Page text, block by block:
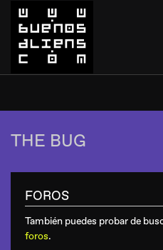
THE BUG
FOROS
También puedes probar de
foros.